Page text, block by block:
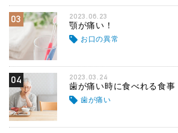
03 2023.06.23
顎が痛い！
お口の異常
04 2023.03.24
歯が痛い時に食べれる食事
歯が痛い